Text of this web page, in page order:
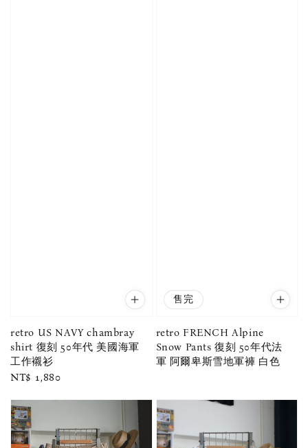
retro US NAVY chambray
shirt 復刻 50年代 美國海軍
工作襯衫
Regular
NT$ 1,880
售完
retro FRENCH Alpine
Snow Pants 復刻 50年代法
軍 阿爾卑斯雪地軍褲 白色